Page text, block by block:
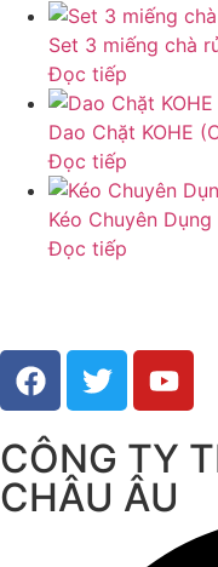
Set 3 miếng chà
Đọc tiếp
Dao Chặt KOHE
Đọc tiếp
Kéo Chuyên Dụng
Đọc tiếp
CÔNG TY
CHÂU ÂU